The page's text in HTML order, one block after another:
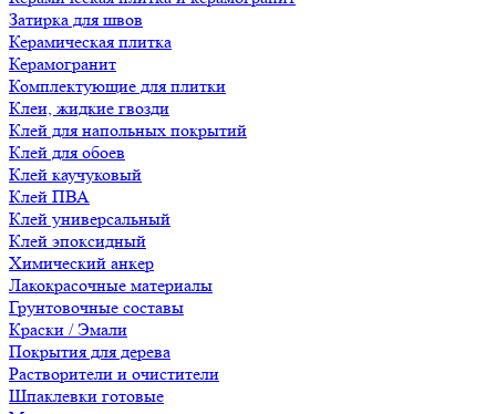
Затирка для швов
Керамическая плитка
Керамогранит
Комплектующие для плитки
Клеи, жидкие гвозди
Клей для напольных покрытий
Клей для обоев
Клей каучуковый
Клей ПВА
Клей универсальный
Клей эпоксидный
Химический анкер
Лакокрасочные материалы
Грунтовочные составы
Краски / Эмали
Покрытия для дерева
Растворители и очистители
Шпаклевки готовые